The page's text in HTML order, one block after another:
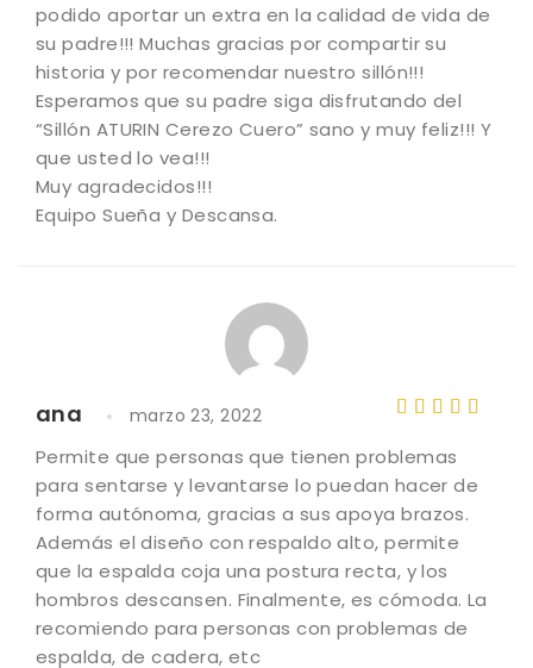
podido aportar un extra en la calidad de vida de
su padre!!! Muchas gracias por compartir su
historia y por recomendar nuestro sillón!!!
Esperamos que su padre siga disfrutando del
“Sillón ATURIN Cerezo Cuero” sano y muy feliz!!! Y
que usted lo vea!!!
Muy agradecidos!!!
Equipo Sueña y Descansa.
con5de
5
ana marzo 23, 2022
Permite que personas que tienen problemas
para sentarse y levantarse lo puedan hacer de
forma autónoma, gracias a sus apoya brazos.
Además el diseño con respaldo alto, permite
que la espalda coja una postura recta, y los
hombros descansen. Finalmente, es cómoda. La
recomiendo para personas con problemas de
espalda, de cadera, etc